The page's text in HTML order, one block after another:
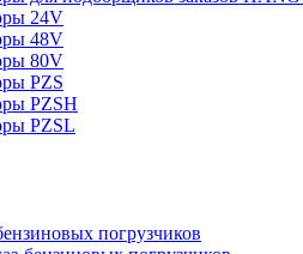
24V
48V
80V
PZS
PZSH
PZSL
погрузчиков